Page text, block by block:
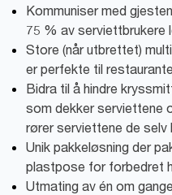
Kommuniser med
75 % av serviettbrukere
Store (når utbrettet)
er perfekte til
Bidra til å hindre
som dekker serviettene
rører serviettene de selv
Unik pakkeløsning der
plastpose for forbedret
Utmating av én om